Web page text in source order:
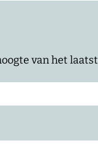
van het